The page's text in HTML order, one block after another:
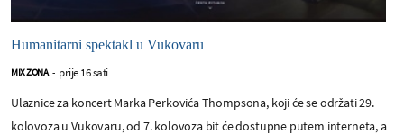
Humanitarni spektakl u Vukovaru
MIX ZONA - prije 16 sati
Ulaznice za koncert Marka Perkovića Thompsona, koji će se održati 29.
kolovoza u Vukovaru, od 7. kolovoza bit će dostupne putem interneta, a